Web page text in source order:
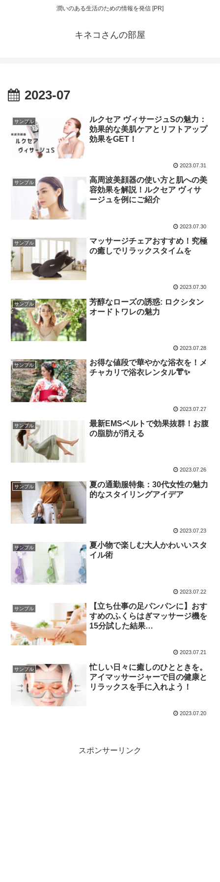
潤いのある生活のための情報を発信 [PR]
キネコさんの部屋
2023-07
サンプル
ルクセア ヴィサージュSの魅力：
効果的な美肌ケアとリフトアップ
効果をGET！
2023.07.31
サンプル
高周波美顔器の使い方と肌への美
容効果を解説！ルクセア ヴィサ
ージュを例にご紹介
2023.07.30
サンプル
マッサージチェアおすすめ！究極
の癒しでリラックスタイムを
2023.07.30
サンプル
芳醇なローズの誘惑: ロクシタン
オードトワレの魅力
2023.07.28
サンプル
お得な値段で華やかな浴衣を！メ
チャカリで浴衣レンタル👘✨
2023.07.27
サンプル
最新EMSベルトで効果抜群！お腹
の脂肪が消える
2023.07.26
サンプル
夏の通勤服特集：30代女性の魅力
的なスタイリングアイデア
2023.07.23
サンプル
夏小物で楽しむ大人かわいいスタ
イル術
2023.07.22
サンプル
【立ち仕事の足パンパンに】おす
すめのふくらはぎマッサージ機を
15分試した結果…
2023.07.21
サンプル
忙しい日々に癒しのひとときを。
アイマッサージャーで目の健康と
リラックスを手に入れよう！
2023.07.20
スポンサーリンク